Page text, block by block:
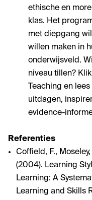
ethische en
klas. Het
met diepgang
willen maken in
onderwijsveld.
niveau tillen?
Teaching en
uitdagen,
evidence-
Referenties
Coffield, F.,
(2004). Learning
Learning: A
Learning and Skills